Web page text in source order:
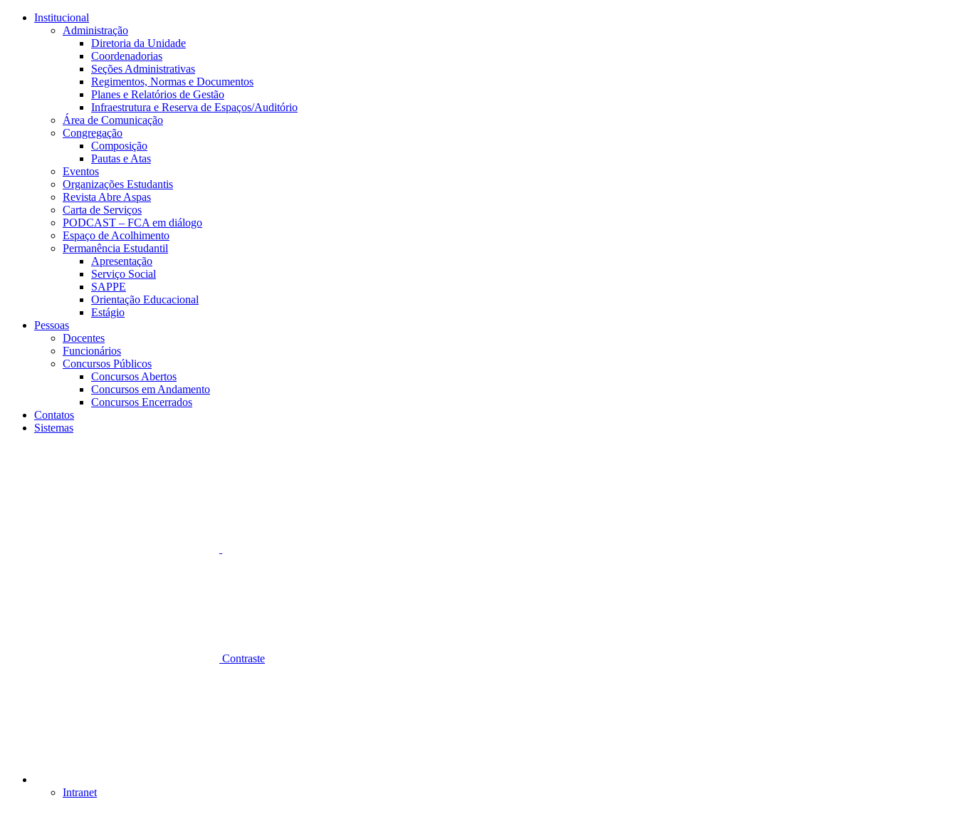
Conteúdo principal
Institucional
Administração
Diretoria da Unidade
Coordenadorias
Seções Administrativas
Regimentos, Normas e Documentos
Planes e Relatórios de Gestão
Infraestrutura e Reserva de Espaços/Auditório
Área de Comunicação
Congregação
Composição
Pautas e Atas
Eventos
Organizações Estudantis
Revista Abre Aspas
Carta de Serviços
PODCAST – FCA em diálogo
Espaço de Acolhimento
Permanência Estudantil
Apresentação
Serviço Social
SAPPE
Orientação Educacional
Estágio
Pessoas
Docentes
Funcionários
Concursos Públicos
Concursos Abertos
Concursos em Andamento
Concursos Encerrados
Contatos
Sistemas
Contraste
Intranet